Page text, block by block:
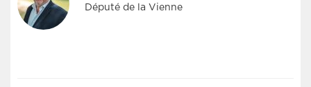
Député de la Vienne